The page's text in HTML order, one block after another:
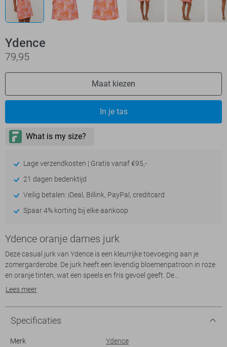
Ydence
79,95
Maat kiezen
In je tas
Lage verzendkosten | Gratis vanaf €95,-
21 dagen bedenktijd
Veilig betalen: iDeal, Billink, PayPal, creditcard
Spaar 4% korting bij elke aankoop
Ydence oranje dames jurk
Deze casual jurk van Ydence is een kleurrijke toevoeging aan je
zomergarderobe. De jurk heeft een levendig bloemenpatroon in roze
en oranje tinten, wat een speels en fris gevoel geeft. De
overslaghalslijn en het strikkoord in de taille zorgen voor een elegante
warme zomerdagen. Met zijn reguliere pasvorm en korte lengte biedt
deze jurk zowel comfort als stijl.
Gemaakt van 100% polyester, voelt de jurk licht en ademend aan,
ideaal voor een dagje uit of een zomerse lunch. De jurk is een
Lees meer
Specificaties
Merk
Ydence